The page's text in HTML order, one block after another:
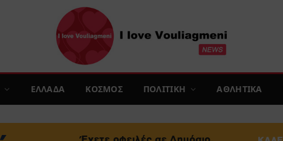
ΕΛΛΑΔΑ ΚΟΣΜΟΣ ΠΟΛΙΤΙΚΗ ΑΘΛΗΤΙΚΑ